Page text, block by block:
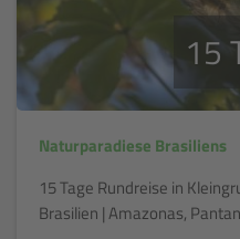
15
Naturparadiese Brasiliens
15 Tage Rundreise in
Brasilien | Amazonas,